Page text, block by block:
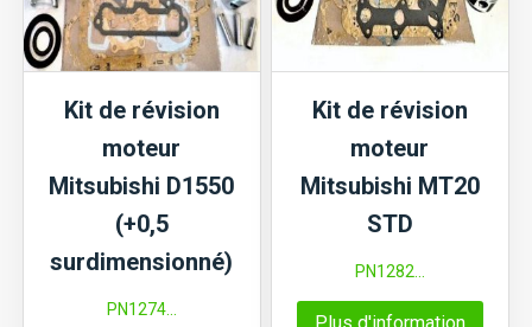
Kit de révision
moteur
Mitsubishi D1550
(+0,5
surdimensionné)
PN1274...
Kit de révision
moteur
Mitsubishi MT20
STD
PN1282...